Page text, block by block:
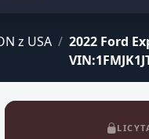
z USA / 2022 Ford